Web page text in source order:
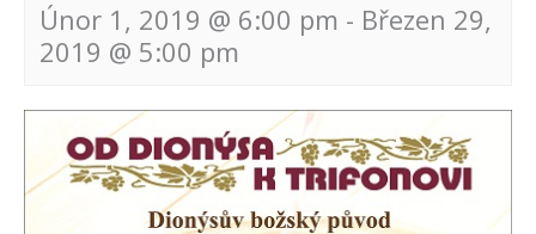
Únor 1, 2019 @ 6:00 pm - Březen 29,
2019 @ 5:00 pm
Navigace
pro
akce